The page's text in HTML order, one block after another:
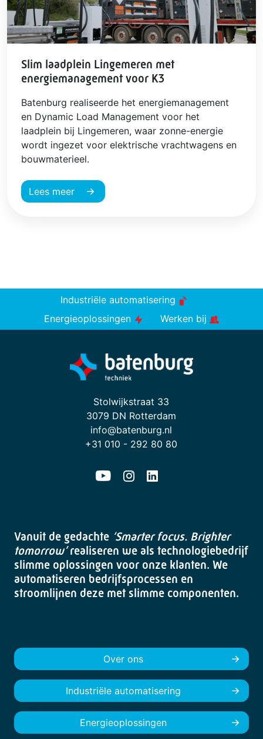
Slim laadplein Lingemeren met
energiemanagement voor K3
Batenburg realiseerde het energiemanagement
en Dynamic Load Management voor het
laadplein bij Lingemeren, waar zonne-energie
wordt ingezet voor elektrische vrachtwagens en
bouwmaterieel.
Lees meer
Industriële automatisering
Energieoplossingen
Werken bij
Stolwijkstraat 33
3079 DN Rotterdam
info@batenburg.nl
+31 010 - 292 80 80
Vanuit de gedachte ‘Smarter focus. Brighter
tomorrow’realiseren we als technologiebedrijf
slimme oplossingen voor onze klanten. We
automatiseren bedrijfsprocessen en
stroomlijnen deze met slimme componenten.
Over ons
Industriële automatisering
Energieoplossingen